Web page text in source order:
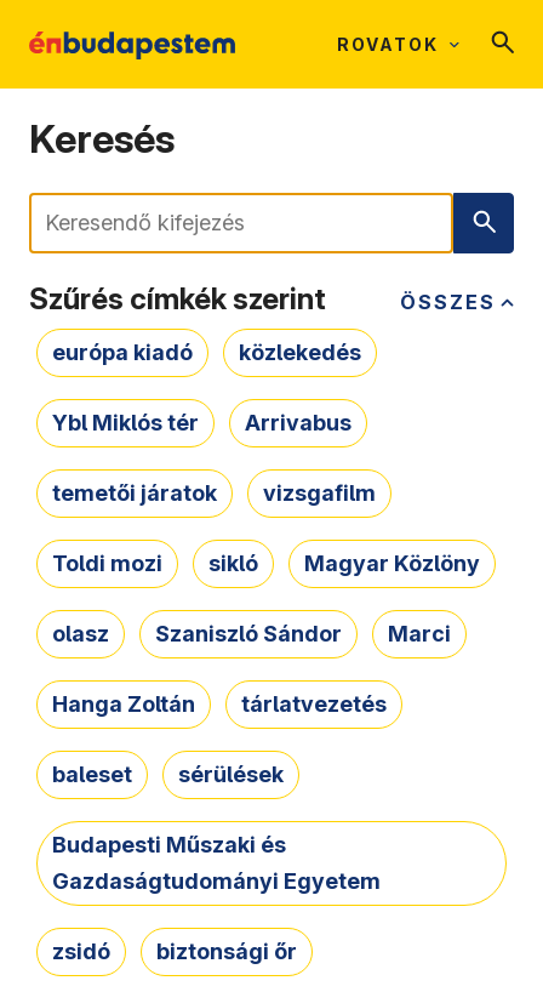
ROVATOK
Keresés
Keresés
ÖSSZES
Szűrés címkék szerint
európa kiadó közlekedés
Ybl Miklós tér Arrivabus
temetői járatok vizsgafilm
Toldi mozi sikló Magyar Közlöny
olasz Szaniszló Sándor Marci
Hanga Zoltán tárlatvezetés
baleset sérülések
Budapesti Műszaki és
Gazdaságtudományi Egyetem
zsidó biztonsági őr